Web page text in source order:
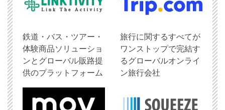
鉄道・バス・ツアー・
体験商品ソリューショ
ンとグローバル販路提
供のプラットフォーム
旅行に関するすべてが
ワンストップで完結す
るグローバルオンライ
ン旅行会社